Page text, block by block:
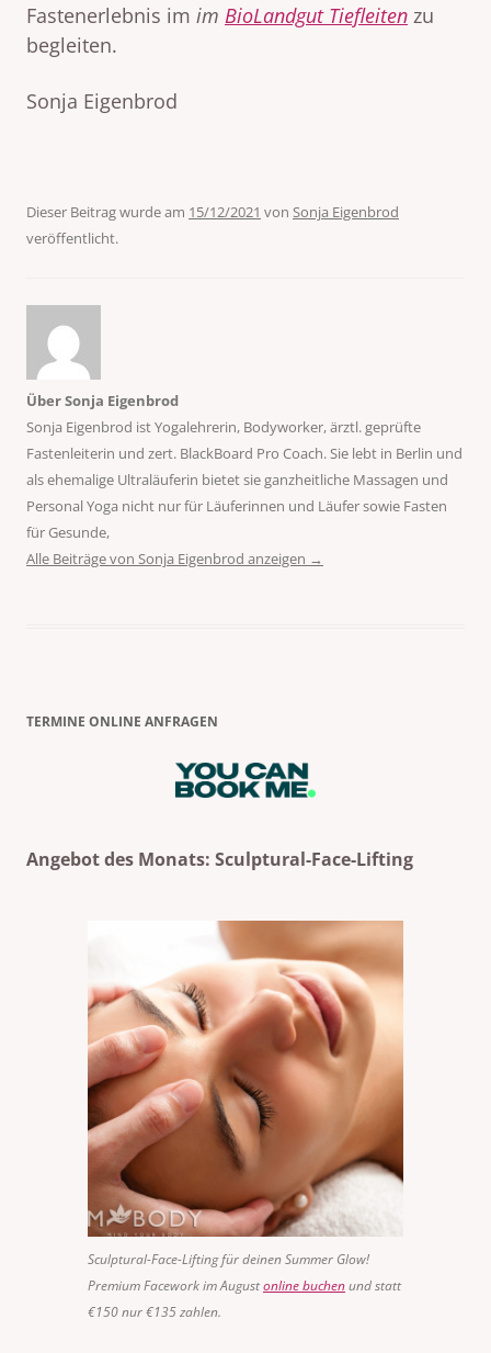
Fastenerlebnis im im BioLandgut Tiefleiten zu
begleiten.
Sonja Eigenbrod
Dieser Beitrag wurde am 15/12/2021 von Sonja Eigenbrod
veröffentlicht.
Über Sonja Eigenbrod
Sonja Eigenbrod ist Yogalehrerin, Bodyworker, ärztl. geprüfte
Fastenleiterin und zert. BlackBoard Pro Coach. Sie lebt in Berlin und
als ehemalige Ultraläuferin bietet sie ganzheitliche Massagen und
Personal Yoga nicht nur für Läuferinnen und Läufer sowie Fasten
für Gesunde,
Alle Beiträge von Sonja Eigenbrod anzeigen →
TERMINE ONLINE ANFRAGEN
Angebot des Monats: Sculptural-Face-Lifting
Sculptural-Face-Lifting für deinen Summer Glow!
Premium Facework im Augustonline buchenund statt
€150 nur €135 zahlen.